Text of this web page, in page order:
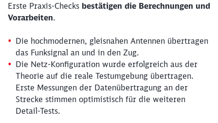
Erste Praxis-Checks bestätigen die Berechnungen und
Vorarbeiten.
Die hochmodernen, gleisnahen Antennen übertragen
das Funksignal an und in den Zug.
Die Netz-Konfiguration wurde erfolgreich aus der
Theorie auf die reale Testumgebung übertragen.
Erste Messungen der Datenübertragung an der
Strecke stimmen optimistisch für die weiteren
Detail-Tests.